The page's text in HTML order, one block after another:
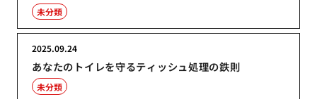
未分類
あなたのトイレを守るティッシュ処理の鉄則
2025.09.24
未分類